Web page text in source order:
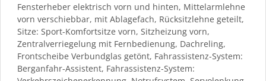
Fensterheber elektrisch vorn und hinten, Mittelarmlehne
vorn verschiebbar, mit Ablagefach, Rücksitzlehne geteilt,
Sitze: Sport-Komfortsitze vorn, Sitzheizung vorn,
Zentralverriegelung mit Fernbedienung, Dachreling,
Frontscheibe Verbundglas getönt, Fahrassistenz-System:
Berganfahr-Assistent, Fahrassistenz-System: